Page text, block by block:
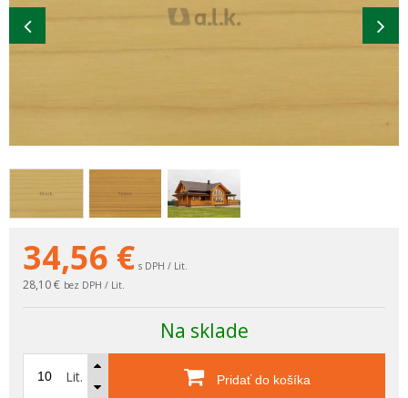
34,56 € s DPH / Lit.
28,10 € bez DPH / Lit.
Na sklade
Lit. Pridať do košíka